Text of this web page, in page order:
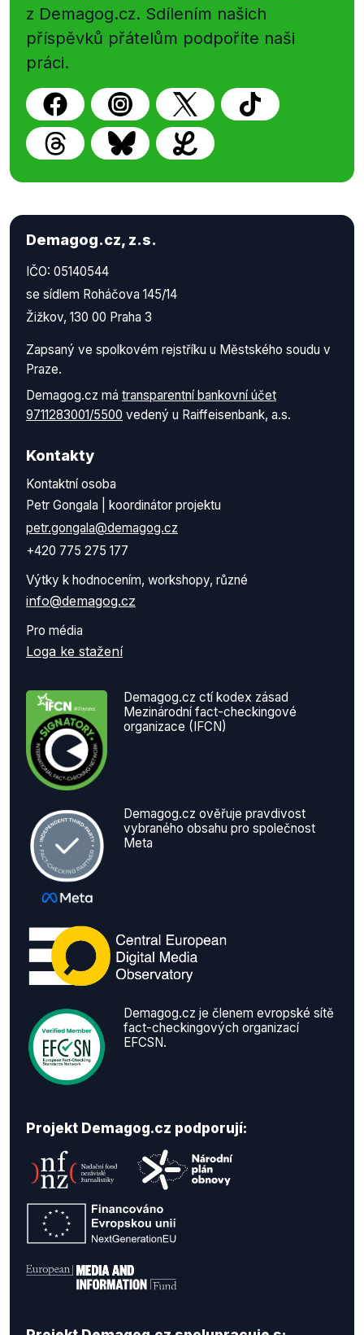
z Demagog.cz. Sdílením našich
příspěvků přátelům podpoříte naši
práci.
Demagog.cz, z.s.
IČO: 05140544
se sídlem Roháčova 145/14
Žižkov, 130 00 Praha 3
Zapsaný ve spolkovém rejstříku u Městského soudu v
Praze.
Demagog.cz má transparentní bankovní účet
9711283001/5500 vedený u Raiffeisenbank, a.s.
Kontakty
Kontaktní osoba
Petr Gongala | koordinátor projektu
petr.gongala@demagog.cz
+420 775 275 177
Výtky k hodnocením, workshopy, různé
info@demagog.cz
Pro média
Loga ke stažení
Demagog.cz ctí kodex zásad
Mezinárodní fact-checkingové
organizace (IFCN)
Demagog.cz ověřuje pravdivost
vybraného obsahu pro společnost
Meta
Demagog.cz je členem evropské sítě
fact-checkingových organizací
EFCSN.
Projekt Demagog.cz podporují: